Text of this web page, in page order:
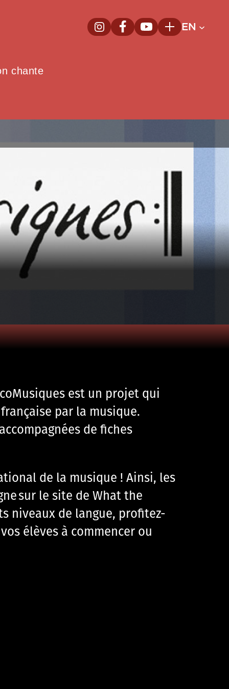
InstagramNew window
FacebookNew window
YoutubeNew window
PlusEN
chante
est un projet qui
par la musique.
de fiches
de la musique ! Ainsi, les
sur le site de What the
niveaux de langue, profitez-
élèves à commencer ou